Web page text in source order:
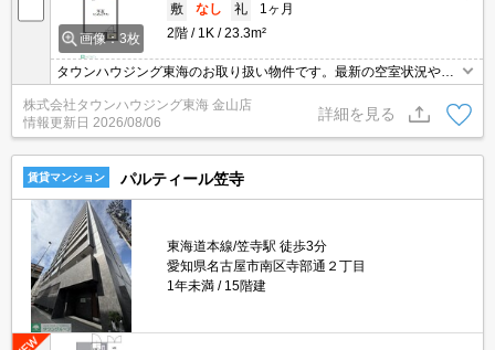
画像：3枚
敷
なし 礼
1ヶ月
2階
1K 23.3m²
タウンハウジング東海のお取り扱い物件です。最新の空室状況やの
株式会社タウンハウジング東海 金山店
情報更新日 2026/08/06
詳細を見る
賃貸マンション パルティール笠寺
東海道本線/笠寺駅 徒歩3分
愛知県名古屋市南区寺部通２丁目
1年未満
15階建